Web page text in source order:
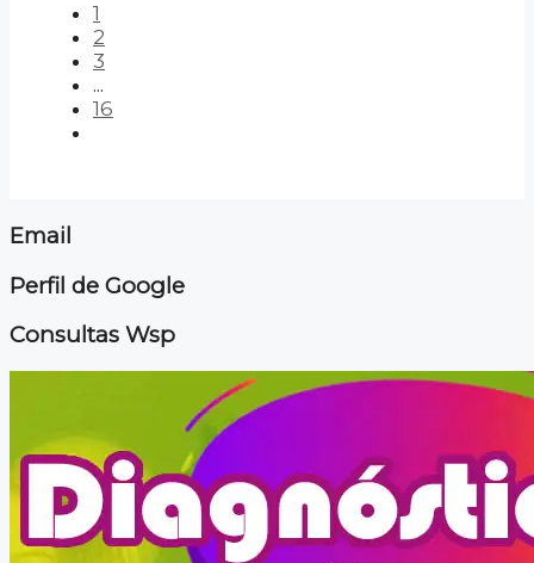
1
2
3
...
16
Email
Perfil de Google
Consultas Wsp